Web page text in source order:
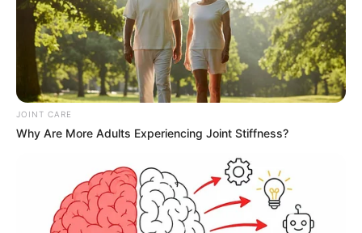
JOINT CARE
Why Are More Adults Experiencing Joint Stiffness?